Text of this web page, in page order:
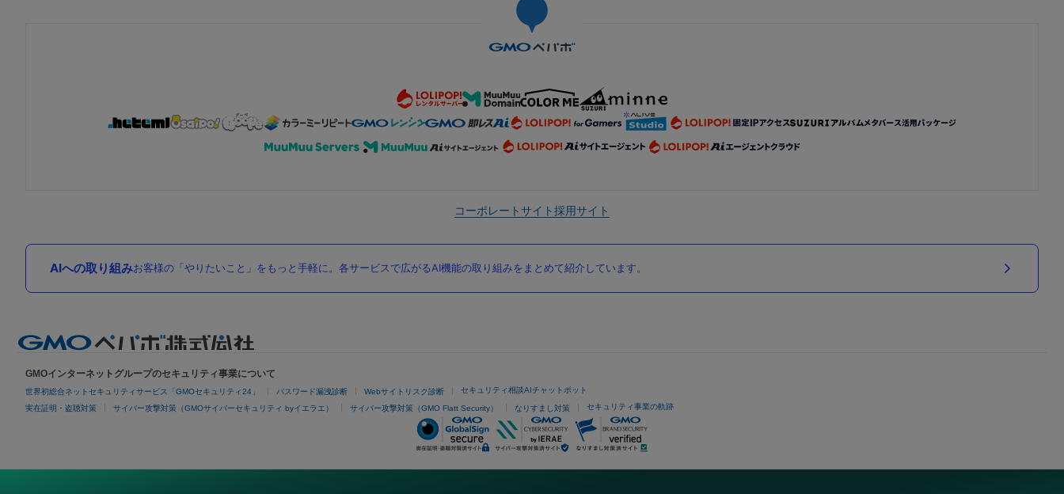
コーポレートサイト採用サイト
AIへの取り組みお客様の「やりたいこと」をもっと手軽に。各サービスで広がるAI機能の取り組みをまとめて紹介しています。
GMOインターネットグループのセキュリティ事業について
世界初総合ネットセキュリティサービス「GMOセキュリティ24」 パスワード漏洩診断 Webサイトリスク診断 セキュリティ相談AIチャットボット
実在証明・盗聴対策 サイバー攻撃対策（GMOサイバーセキュリティ byイエラエ） サイバー攻撃対策（GMO Flatt Security） なりすまし対策 セキュリティ事業の軌跡